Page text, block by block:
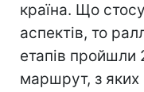
країна. Що
аспектів, то
етапів пройшли
маршрут, з